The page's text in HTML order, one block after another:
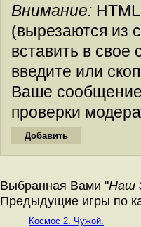
Внимание:
(вырезаются из
вставить в
введите или
Ваше
проверки
Выбранная Вами "Наш
Предыдущие игры по
Космос 2. Чужой.